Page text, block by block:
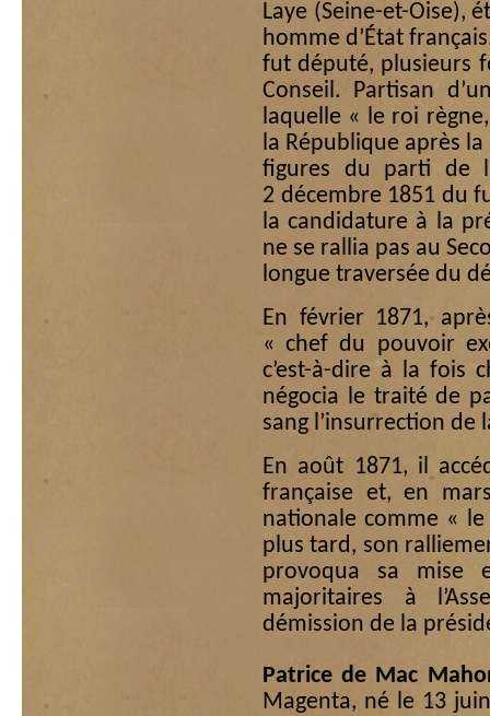
Laye (Seine-et-Oise),
homme d’État
fut député, plusieurs
Conseil. Partisan
laquelle « le roi
la République après
figures du parti de
2 décembre 1851 du
la candidature à la
ne se rallia pas au
longue traversée du
En février 1871,
« chef du pouvoir
c’est-à-dire à la fois
négocia le traité de
sang l’insurrection de
En août 1871, il
française et, en
nationale comme «
plus tard, son
provoqua sa mise
majoritaires à
démission de la
Patrice de Mac
Magenta, né le 13